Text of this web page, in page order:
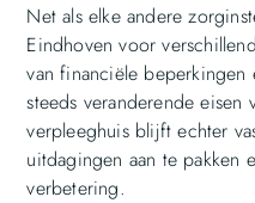
Net als elke andere
Eindhoven voor
van financiële
steeds veranderende
verpleeghuis blijft echter
uitdagingen aan te pakken
verbetering.